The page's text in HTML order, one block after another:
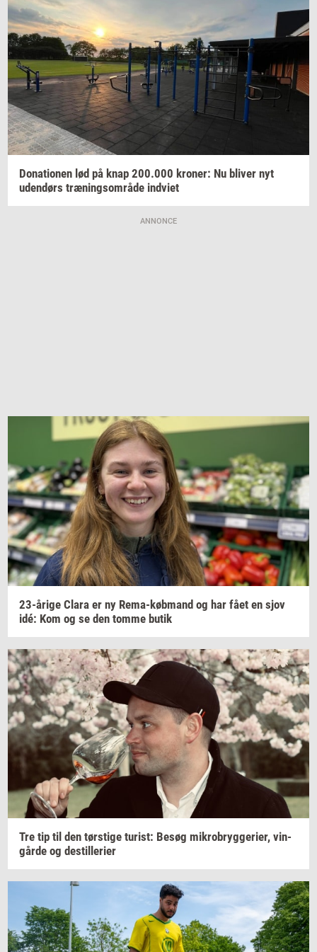
Do­na­tio­nen lød på knap 200.000 kro­ner: Nu bli­ver nyt
uden­dørs træ­nings­om­rå­de ind­vi­et
ANNONCE
23-​årige Clara er ny Rema-​købmand og har fået en sjov
idé: Kom og se den tomme butik
Tre tip til den tørsti­ge turist: Besøg mi­kro­bryg­ge­ri­er, vin­
går­de og destil­le­ri­er